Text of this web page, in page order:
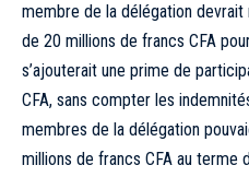
membre de la délégation
de 20 millions de francs CFA
s’ajouterait une prime de
CFA, sans compter les
membres de la délégation
millions de francs CFA au terme